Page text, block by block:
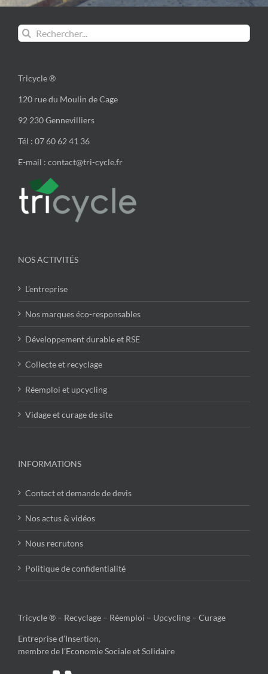
Rechercher:
Tricycle ®
120 rue du Moulin de Cage
92 230 Gennevilliers
Tél : 07 60 62 41 36
E-mail : contact@tri-cycle.fr
NOS ACTIVITÉS
L’entreprise
Nos marques éco-responsables
Développement durable et RSE
Collecte et recyclage
Réemploi et upcycling
Vidage et curage de site
INFORMATIONS
Contact et demande de devis
Nos actus & vidéos
Nous recrutons
Politique de confidentialité
Tricycle ® – Recyclage – Réemploi – Upcycling – Curage
Entreprise d’Insertion,
membre de l’Economie Sociale et Solidaire